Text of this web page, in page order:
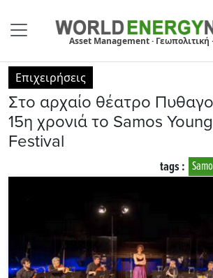
Asset Management · Γεωπολιτική
Επιχειρήσεις
Στο αρχαίο θέατρο
15η χρονιά το Samos
Festival
tags :